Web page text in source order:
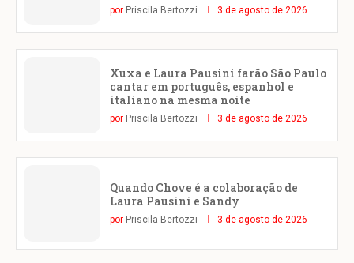
por Priscila Bertozzi 3 de agosto de 2026
Xuxa e Laura Pausini farão São Paulo
cantar em português, espanhol e
italiano na mesma noite
por Priscila Bertozzi 3 de agosto de 2026
Quando Chove é a colaboração de
Laura Pausini e Sandy
por Priscila Bertozzi 3 de agosto de 2026